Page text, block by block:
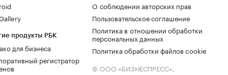
продукты РБК
для бизнеса
регистратор
О соблюдении авторских прав
Пользовательское соглашение
Политика в отношении обработки
персональных данных
Политика обработки файлов cookie
© ООО «БИЗНЕСПРЕСС»,